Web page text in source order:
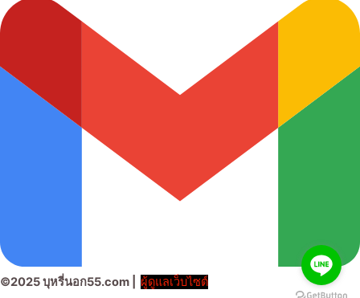
©2025 บุหรี่นอก55.com | ผู้ดูแลเว็บไซต์